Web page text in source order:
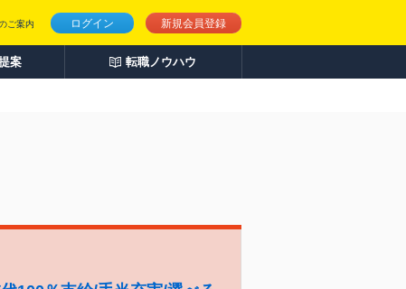
ログイン 新規会員登録
ご案内
案 転職ノウハウ